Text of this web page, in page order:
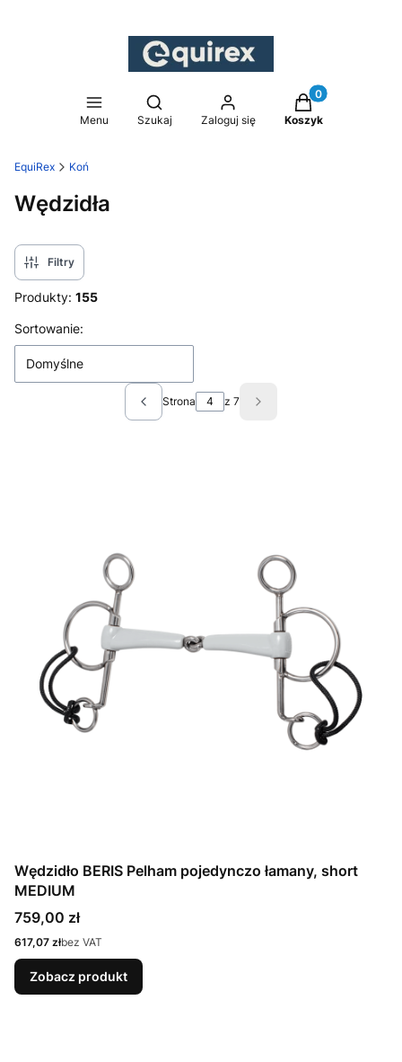
Menu
Otwórz wyszukiwarkę
Szukaj Zaloguj się
Produkty w
Koszyk
EquiRex Koń
Wędzidła
Filtry
Produkty: 155
Lista produktów
Sortowanie:
Domyślne
Poprzednie produkty
Strona z 7 Następne produkty
Wędzidło BERIS Pelham pojedynczo łamany, short
MEDIUM
Cena
759,00 zł
Cena
617,07 złbez VAT
Zobacz produkt